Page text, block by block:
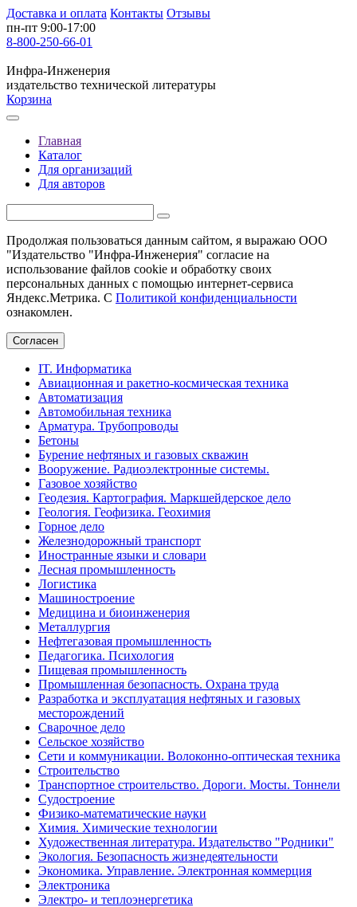
Доставка и оплата Контакты Отзывы
пн-пт 9:00-17:00
8-800-250-66-01
Инфра-Инженерия
издательство технической литературы
Корзина
Главная
Каталог
Для организаций
Для авторов
Продолжая пользоваться данным сайтом, я выражаю ООО
"Издательство "Инфра-Инженерия" согласие на
использование файлов cookie и обработку своих
персональных данных с помощью интернет-сервиса
Яндекс.Метрика. С Политикой конфиденциальности
ознакомлен.
Согласен
IT. Информатика
Авиационная и ракетно-космическая техника
Автоматизация
Автомобильная техника
Арматура. Трубопроводы
Бетоны
Бурение нефтяных и газовых скважин
Вооружение. Радиоэлектронные системы.
Газовое хозяйство
Геодезия. Картография. Маркшейдерское дело
Геология. Геофизика. Геохимия
Горное дело
Железнодорожный транспорт
Иностранные языки и словари
Лесная промышленность
Логистика
Машиностроение
Медицина и биоинженерия
Металлургия
Нефтегазовая промышленность
Педагогика. Психология
Пищевая промышленность
Промышленная безопасность. Охрана труда
Разработка и эксплуатация нефтяных и газовых
месторождений
Сварочное дело
Сельское хозяйство
Сети и коммуникации. Волоконно-оптическая техника
Строительство
Транспортное строительство. Дороги. Мосты. Тоннели
Судостроение
Физико-математические науки
Химия. Химические технологии
Художественная литература. Издательство "Родники"
Экология. Безопасность жизнедеятельности
Экономика. Управление. Электронная коммерция
Электроника
Электро- и теплоэнергетика